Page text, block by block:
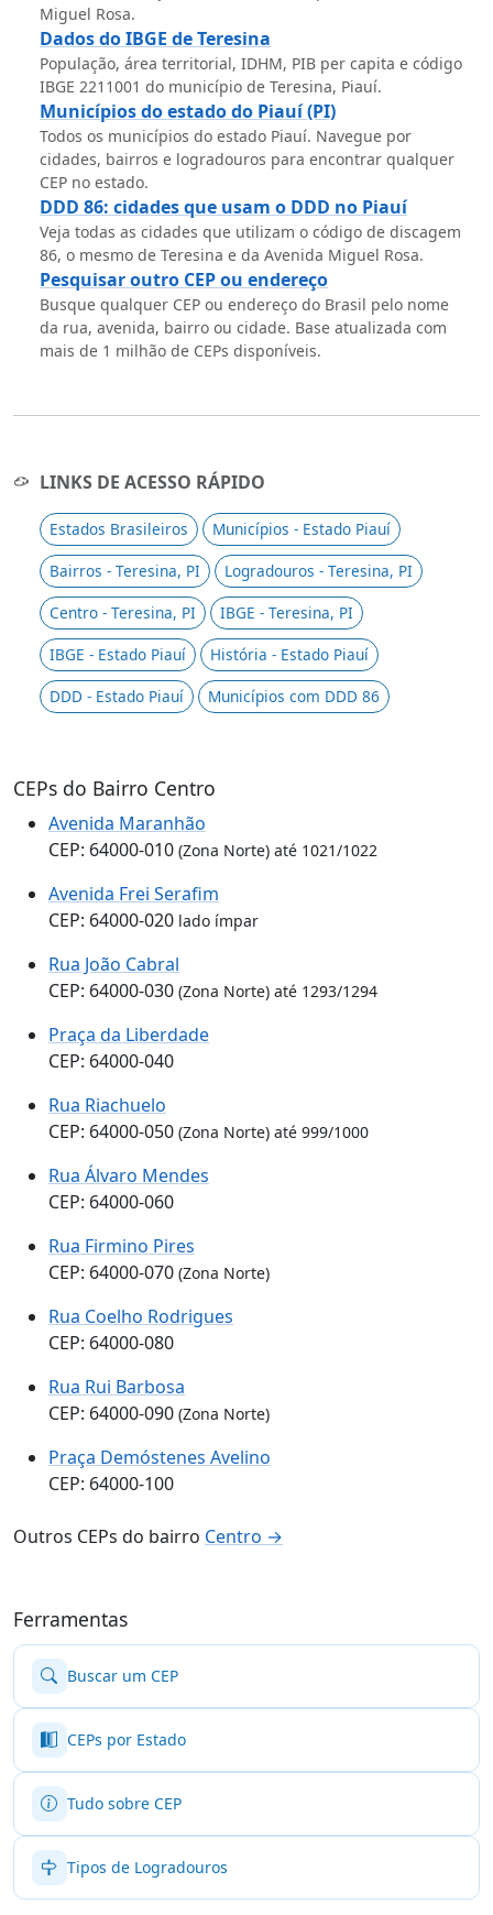
Miguel Rosa.
Dados do IBGE de Teresina
População, área territorial, IDHM, PIB per capita e código
IBGE 2211001 do município de Teresina, Piauí.
Municípios do estado do Piauí (PI)
Todos os municípios do estado Piauí. Navegue por
cidades, bairros e logradouros para encontrar qualquer
CEP no estado.
DDD 86: cidades que usam o DDD no Piauí
Veja todas as cidades que utilizam o código de discagem
86, o mesmo de Teresina e da Avenida Miguel Rosa.
Pesquisar outro CEP ou endereço
Busque qualquer CEP ou endereço do Brasil pelo nome
da rua, avenida, bairro ou cidade. Base atualizada com
mais de 1 milhão de CEPs disponíveis.
LINKS DE ACESSO RÁPIDO
Estados Brasileiros
Municípios - Estado Piauí
Bairros - Teresina, PI
Logradouros - Teresina, PI
Centro - Teresina, PI
IBGE - Teresina, PI
IBGE - Estado Piauí
História - Estado Piauí
DDD - Estado Piauí
Municípios com DDD 86
CEPs do Bairro Centro
Avenida Maranhão
CEP: 64000-010 (Zona Norte) até 1021/1022
Avenida Frei Serafim
CEP: 64000-020 lado ímpar
Rua João Cabral
CEP: 64000-030 (Zona Norte) até 1293/1294
Praça da Liberdade
CEP: 64000-040
Rua Riachuelo
CEP: 64000-050 (Zona Norte) até 999/1000
Rua Álvaro Mendes
CEP: 64000-060
Rua Firmino Pires
CEP: 64000-070 (Zona Norte)
Rua Coelho Rodrigues
CEP: 64000-080
Rua Rui Barbosa
CEP: 64000-090 (Zona Norte)
Praça Demóstenes Avelino
CEP: 64000-100
Outros CEPs do bairro Centro →
Ferramentas
Buscar um CEP
CEPs por Estado
Tudo sobre CEP
Tipos de Logradouros